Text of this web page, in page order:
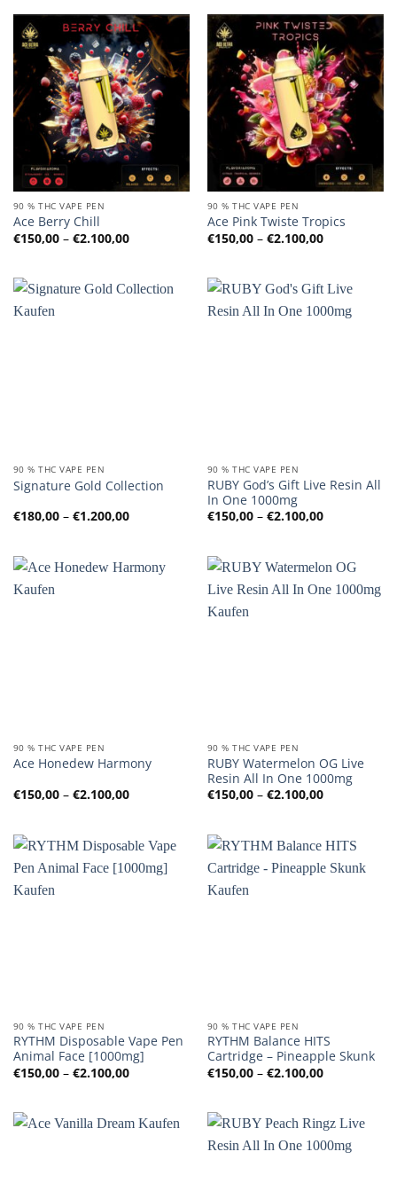
90 % THC VAPE PEN
Ace Berry Chill
€150,00 – €2.100,00Preisspanne:
€150,00
90 % THC VAPE PEN
Ace Pink Twiste Tropics
€150,00 – €2.100,00
€150,00
90 % THC VAPE PEN
Signature Gold Collection
€180,00 – €1.200,00Preisspanne:
90 % THC VAPE PEN
RUBY God’s Gift Live Resin All
In One 1000mg
€150,00 – €2.100,00
90 % THC VAPE PEN
Ace Honedew Harmony
€150,00 – €2.100,00Preisspanne:
€150,00
90 % THC VAPE PEN
RUBY Watermelon OG Live
Resin All In One 1000mg
€150,00 – €2.100,00
€150,00
90 % THC VAPE PEN
RYTHM Disposable Vape Pen
Animal Face [1000mg]
€150,00 – €2.100,00Preisspanne:
€150,00
90 % THC VAPE PEN
RYTHM Balance HITS
Cartridge – Pineapple Skunk
€150,00 – €2.100,00
€150,00